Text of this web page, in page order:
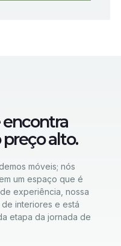
encontra
alto.
móveis; nós
um espaço que é
experiência, nossa
interiores e está
etapa da jornada de